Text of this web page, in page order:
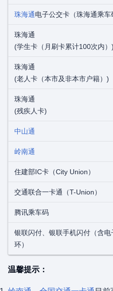
珠海通电子公交卡（珠海通乘车
珠海通
(学生卡（月刷卡累计100次内）)
珠海通
(老人卡（本市及非本市户籍）)
珠海通
(残疾人卡)
中山通
岭南通
住建部IC卡（City Union）
交通联合一卡通（T-Union）
腾讯乘车码
银联闪付、银联手机闪付（含电
环）
温馨提示：